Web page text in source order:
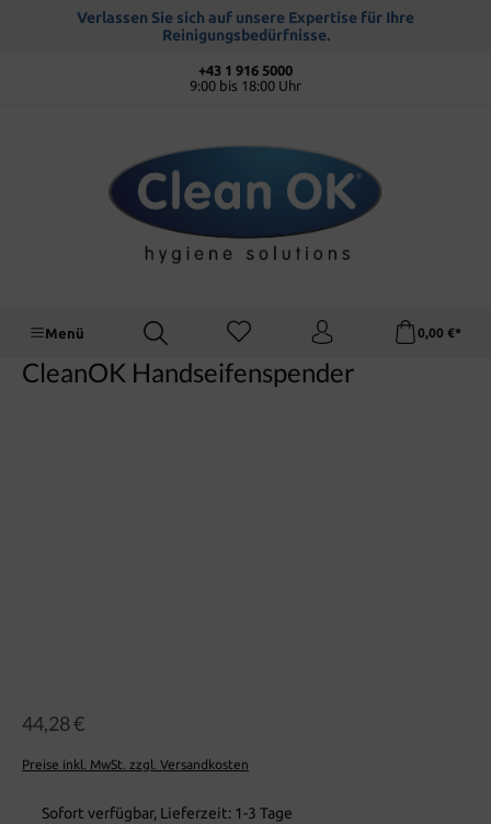
springenVerlassen Sie sich auf unsere Expertise für Ihre
Reinigungsbedürfnisse.
+43 1 916 5000
9:00 bis 18:00 Uhr
Menü 0,00 €*
CleanOK Handseifenspender
44,28 €
Preise inkl. MwSt. zzgl. Versandkosten
Sofort verfügbar, Lieferzeit: 1-3 Tage